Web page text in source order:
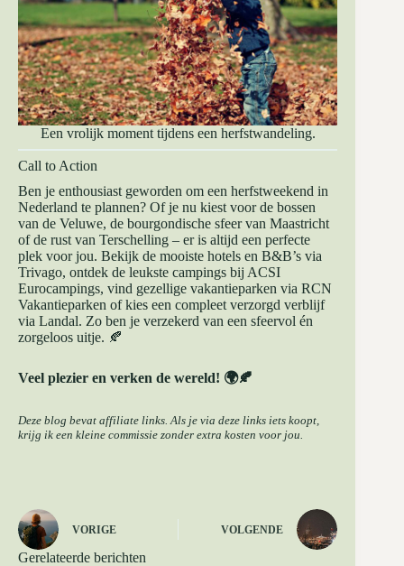
Een vrolijk moment tijdens een herfstwandeling.
Call to Action
Ben je enthousiast geworden om een herfstweekend in
Nederland te plannen? Of je nu kiest voor de bossen
van de Veluwe, de bourgondische sfeer van Maastricht
of de rust van Terschelling – er is altijd een perfecte
plek voor jou. Bekijk de mooiste hotels en B&B’s via
Trivago, ontdek de leukste campings bij ACSI
Eurocampings, vind gezellige vakantieparken via RCN
Vakantieparken of kies een compleet verzorgd verblijf
via Landal. Zo ben je verzekerd van een sfeervol én
zorgeloos uitje. 🍂
Veel plezier en verken de wereld! 🌍🍂
Deze blog bevat affiliate links. Als je via deze links iets koopt,
krijg ik een kleine commissie zonder extra kosten voor jou.
VORIGE VOLGENDE
Gerelateerde berichten